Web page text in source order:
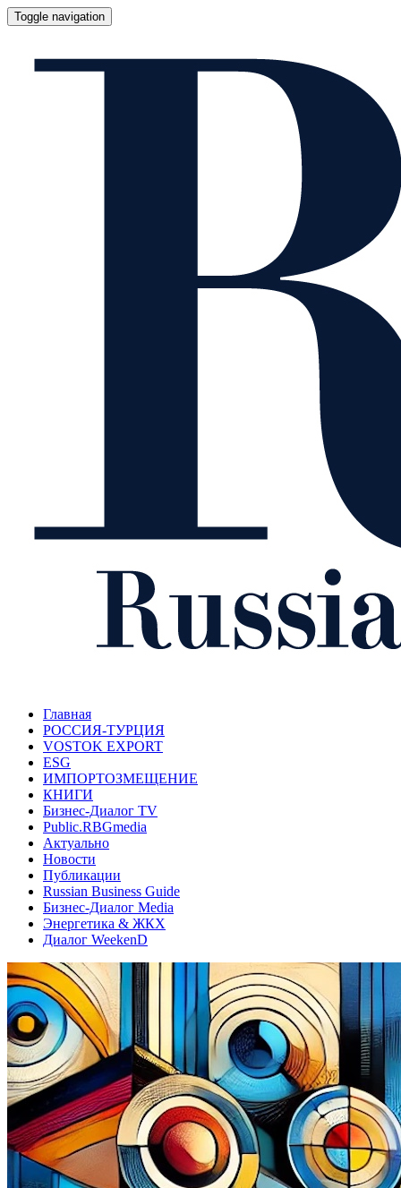
Toggle navigation
Главная
РОССИЯ-ТУРЦИЯ
VOSTOK EXPORT
ESG
ИМПОРТОЗМЕЩЕНИЕ
КНИГИ
Бизнес-Диалог TV
Public.RBGmedia
Актуально
Новости
Публикации
Russian Business Guide
Бизнес-Диалог Media
Энергетика & ЖКХ
Диалог WeekenD